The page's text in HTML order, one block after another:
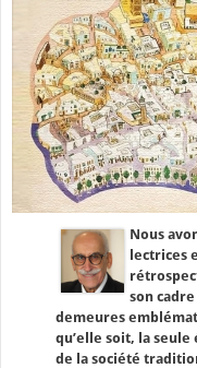
Nous
lectrices
son
demeures
qu’elle soit, la seule
de la société